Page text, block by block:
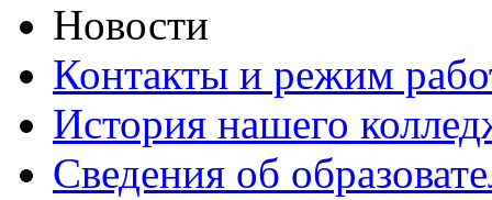
Новости
Контакты и режим
История нашего
Сведения об